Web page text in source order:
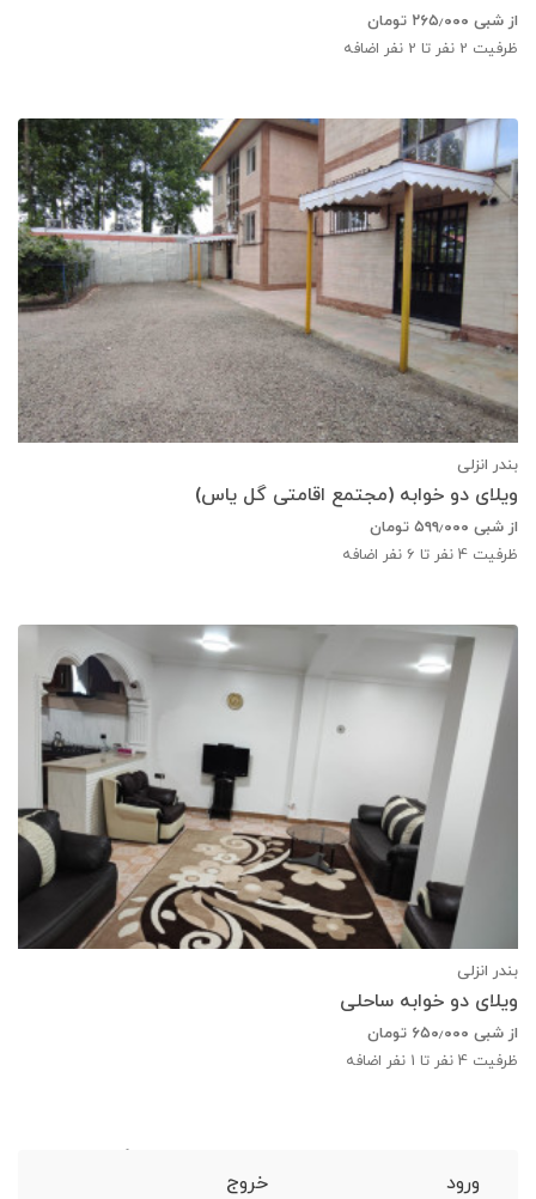
از شبی ۲۶۵٫۰۰۰ تومان
ظرفیت 2 نفر تا 2 نفر اضافه
بندر انزلی
ویلای دو خوابه (مجتمع اقامتی گل یاس)
از شبی ۵۹۹٫۰۰۰ تومان
ظرفیت 4 نفر تا 6 نفر اضافه
بندر انزلی
ویلای دو خوابه ساحلی
از شبی ۶۵۰٫۰۰۰ تومان
ظرفیت 4 نفر تا 1 نفر اضافه
ورود
خروج